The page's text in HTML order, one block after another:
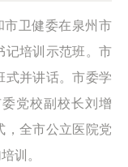
市卫健委在泉州市
记培训示范班。市
式并讲话。市委学
党校副校长刘增
，全市公立医院党
训。